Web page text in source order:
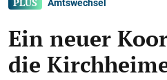
Ein neuer
die